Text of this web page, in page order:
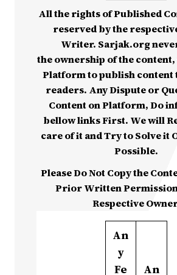
All the rights of Published
reserved by the
Writer. Sarjak.org
the ownership of the content,
Platform to publish content
readers. Any Dispute or
Content on Platform, Do
bellow links First. We will
care of it and Try to Solve it
Possible.
Please Do Not Copy the
Prior Written
Respective
An
y
Fe
An